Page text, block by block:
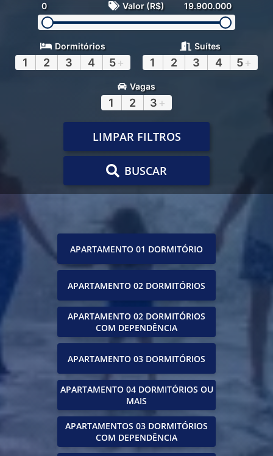
0 Valor (R$) 19.900.000
Dormitórios
1 2 3 4 5+
Suítes
1 2 3 4 5+
Vagas
1 2 3 +
LIMPAR FILTROS
BUSCAR
APARTAMENTO 01 DORMITÓRIO
APARTAMENTO 02 DORMITÓRIOS
APARTAMENTO 02 DORMITÓRIOS
COM DEPENDÊNCIA
APARTAMENTO 03 DORMITÓRIOS
APARTAMENTO 04 DORMITÓRIOS OU
MAIS
APARTAMENTOS 03 DORMITÓRIOS
COM DEPENDÊNCIA